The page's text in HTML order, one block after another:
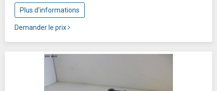
Plus d'informations
Demander le prix